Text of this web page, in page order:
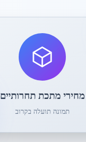
מחירי מתכת תחרותיים
תמונה תועלה בקרוב